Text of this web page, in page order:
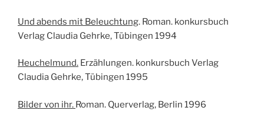
Und abends mit Beleuchtung. Roman. konkursbuch
Verlag Claudia Gehrke, Tübingen 1994
Heuchelmund. Erzählungen. konkursbuch Verlag
Claudia Gehrke, Tübingen 1995
Bilder von ihr. Roman. Querverlag, Berlin 1996